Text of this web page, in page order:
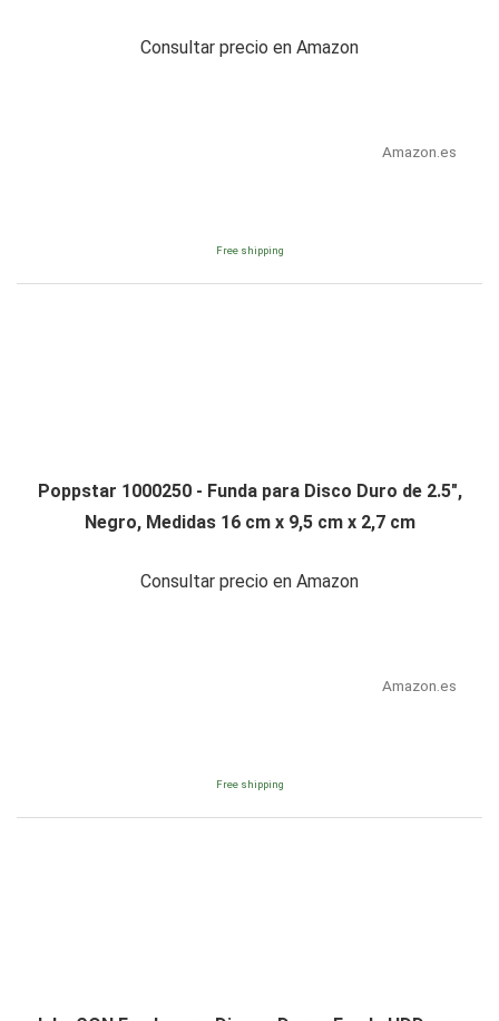
Consultar precio en Amazon
Amazon.es
Free shipping
Poppstar 1000250 - Funda para Disco Duro de 2.5",
Negro, Medidas 16 cm x 9,5 cm x 2,7 cm
Consultar precio en Amazon
Amazon.es
Free shipping